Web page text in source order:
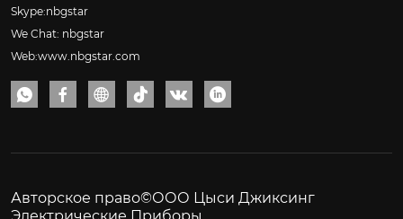
Skype:nbgstar
We Chat: nbgstar
Web:www.nbgstar.com
     
Авторское право©ООО Цыси Джиксинг